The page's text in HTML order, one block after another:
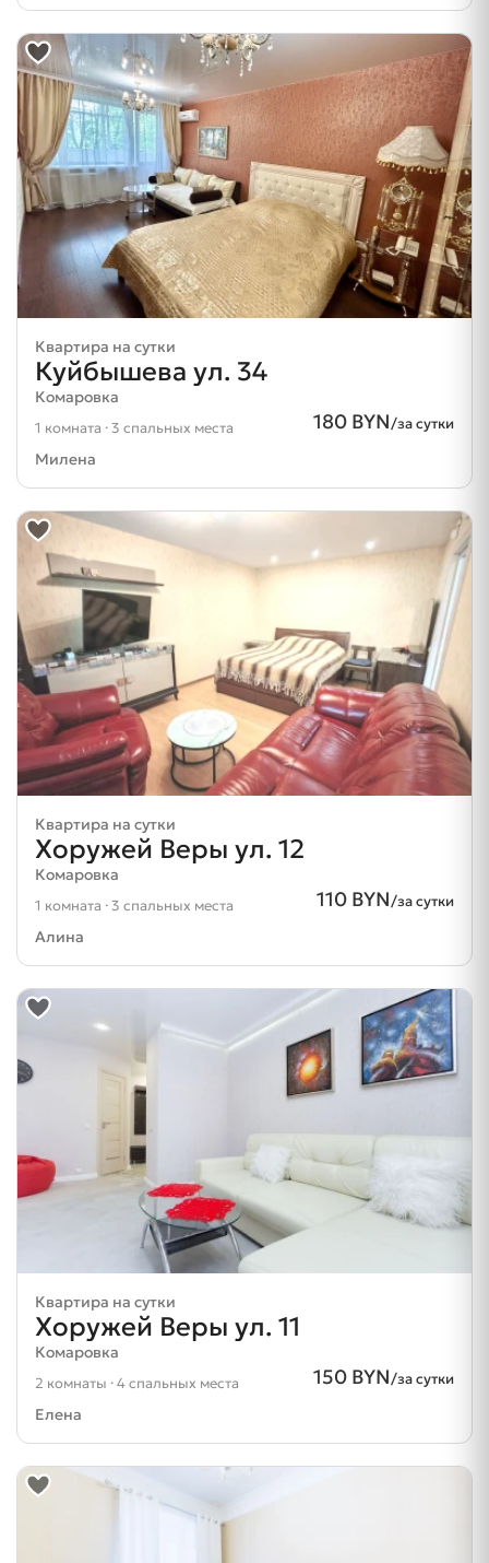
Квартира на сутки
Куйбышева ул. 34
Комаровка
180 BYN/за сутки
1 комната · 3 спальных места
Милена
Квартира на сутки
Хоружей Веры ул. 12
Комаровка
110 BYN/за сутки
1 комната · 3 спальных места
Алина
Квартира на сутки
Хоружей Веры ул. 11
Комаровка
150 BYN/за сутки
2 комнаты · 4 спальных места
Елена